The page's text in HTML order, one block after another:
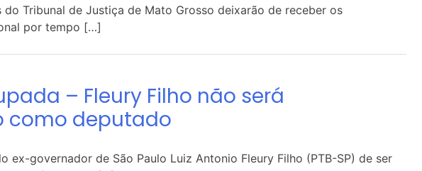
do Tribunal de Justiça de Mato Grosso deixarão de receber os
por tempo […]
– Fleury Filho não será
como deputado
ex-governador de São Paulo Luiz Antonio Fleury Filho (PTB-SP) de ser